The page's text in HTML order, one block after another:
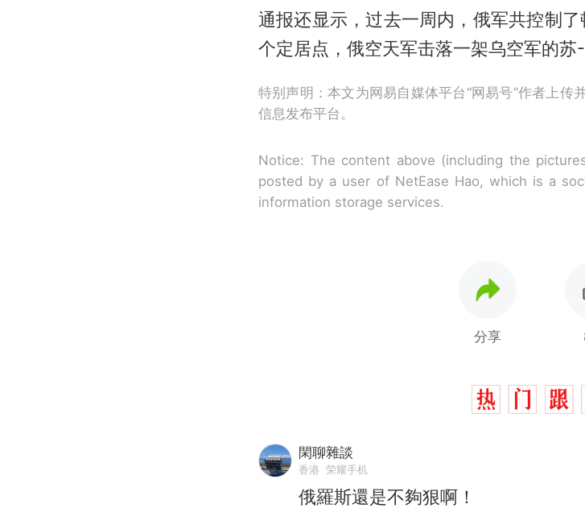
通报还显示，过去一周内，俄军共控制
个定居点，俄空天军击落一架乌空军的苏-
特别声明：本文为网易自媒体平台“网易号”作者上传
信息发布平台。
Notice: The content above (including the
posted by a user of NetEase Hao, which is a
information storage services.
分享
閑聊雜談
香港 荣耀手机
俄羅斯還是不夠狠啊！